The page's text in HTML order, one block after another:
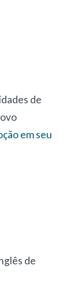
de
em seu
de